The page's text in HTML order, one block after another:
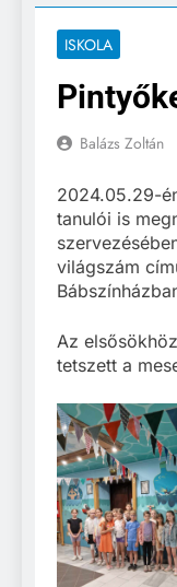
ISKOLA
Balázs Zoltán
2024.05.29-
tanulói is
világszám
Az
tetszett a